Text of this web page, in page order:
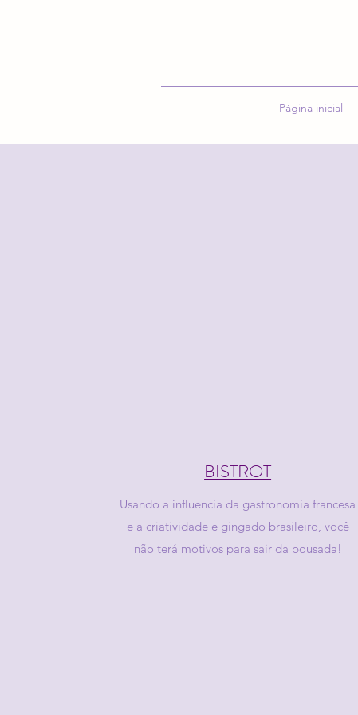
Página inicial
BISTROT
Usando a influencia da gastronomia francesa
e a criatividade e gingado brasileiro, você
não terá motivos para sair da pousada!